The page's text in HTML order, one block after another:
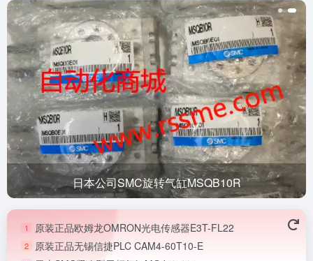
日本公司SMC旋转气缸MSQB10R
1 原装正品欧姆龙OMRON光电传感器E3T-FL22
2 原装正品无锡信捷PLC CAM4-60T10-E